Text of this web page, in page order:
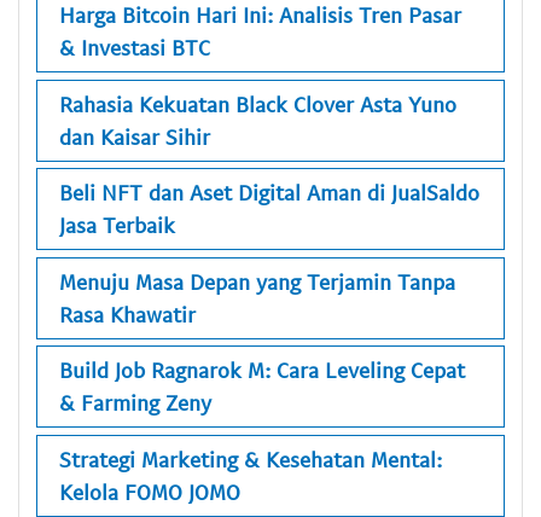
Harga Bitcoin Hari Ini: Analisis Tren Pasar
& Investasi BTC
Rahasia Kekuatan Black Clover Asta Yuno
dan Kaisar Sihir
Beli NFT dan Aset Digital Aman di JualSaldo
Jasa Terbaik
Menuju Masa Depan yang Terjamin Tanpa
Rasa Khawatir
Build Job Ragnarok M: Cara Leveling Cepat
& Farming Zeny
Strategi Marketing & Kesehatan Mental:
Kelola FOMO JOMO